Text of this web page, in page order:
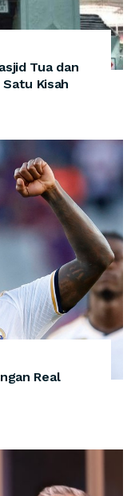
Tua dan
Kisah
Real